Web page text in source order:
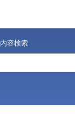
内容検索